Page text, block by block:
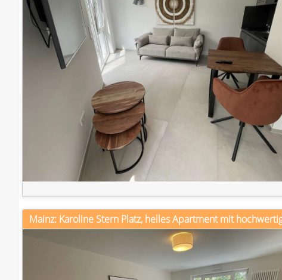
Mainz: Karoline Stern Platz, helles Apartment mit